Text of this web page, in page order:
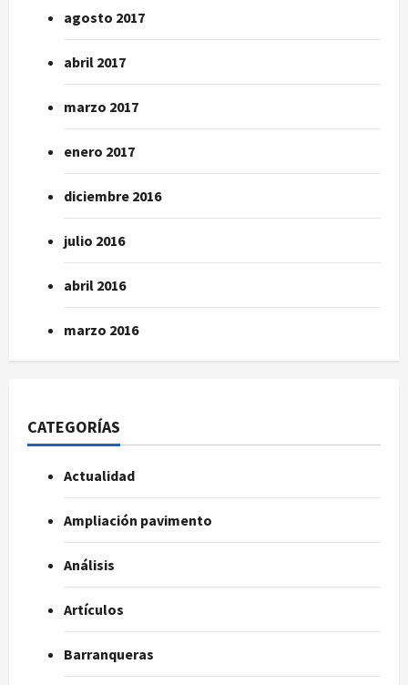
agosto 2017
abril 2017
marzo 2017
enero 2017
diciembre 2016
julio 2016
abril 2016
marzo 2016
CATEGORÍAS
Actualidad
Ampliación pavimento
Análisis
Artículos
Barranqueras